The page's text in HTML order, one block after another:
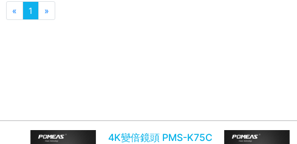
« 1 »
4K變倍鏡頭 PMS-K75C